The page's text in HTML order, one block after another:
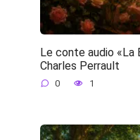
Le conte audio «La
Charles Perrault
0 1